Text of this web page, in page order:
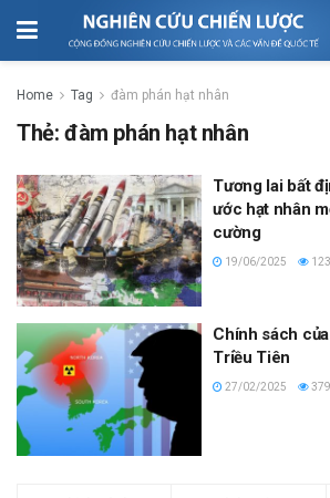
Home Tag đàm phán hạt nhân
Thẻ:đàm phán hạt nhân
Tương lai bất
ước hạt nhân
cường
19/06/2025 123
Chính sách
Triều Tiên
27/02/2025 379